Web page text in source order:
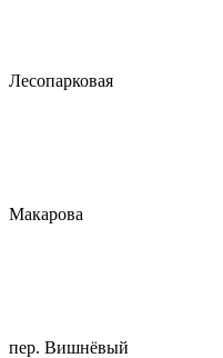
Лесопарковая
Макарова
пер. Вишнёвый